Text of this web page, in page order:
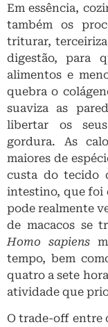
Em essência,
também os
triturar,
digestão, para
alimentos e
quebra o
suaviza as
libertar os
gordura. As
maiores de
custa do tecido
intestino, que foi
pode realmente
de macacos se
Homo sapiens
tempo, bem
quatro a sete
atividade que
O trade-off entre